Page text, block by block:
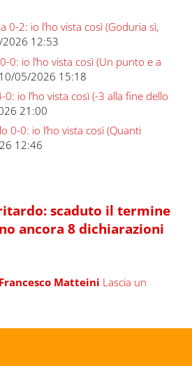
0-2: io l’ho vista così (Goduria sì,
12:53
0: io l’ho vista così (Un punto e a
10/05/2026 15:18
io l’ho vista così (-3 alla fine dello
21:00
0-0: io l’ho vista così (Quanti
12:46
scaduto il termine
ancora 8 dichiarazioni
Francesco Matteini Lascia un